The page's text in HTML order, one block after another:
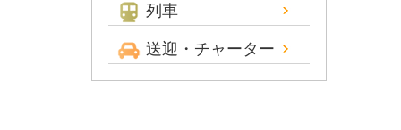
列車
送迎・チャーター